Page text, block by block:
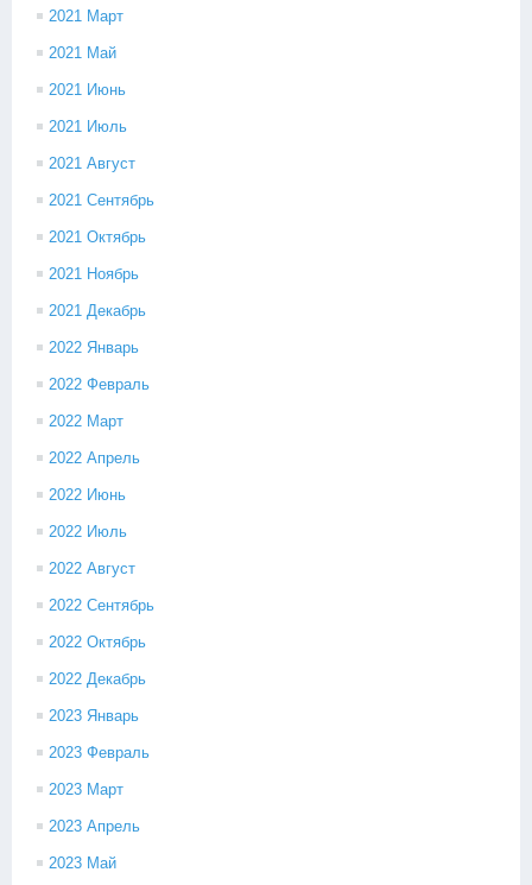
2021 Март
2021 Май
2021 Июнь
2021 Июль
2021 Август
2021 Сентябрь
2021 Октябрь
2021 Ноябрь
2021 Декабрь
2022 Январь
2022 Февраль
2022 Март
2022 Апрель
2022 Июнь
2022 Июль
2022 Август
2022 Сентябрь
2022 Октябрь
2022 Декабрь
2023 Январь
2023 Февраль
2023 Март
2023 Апрель
2023 Май